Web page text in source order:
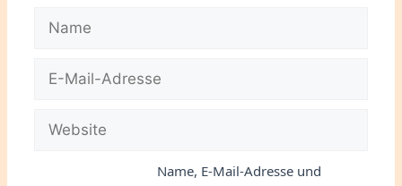
Mail-
Name, E-Mail-Adresse und